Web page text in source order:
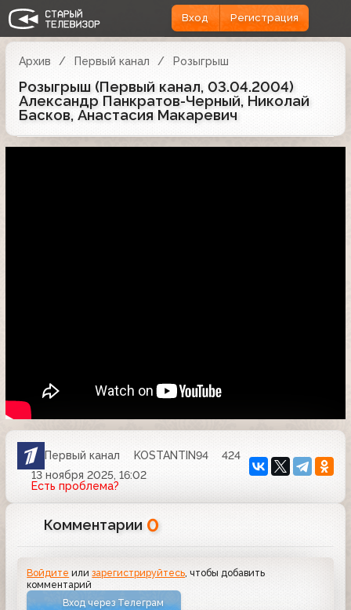
Вход Регистрация
Архив Первый канал Розыгрыш
Розыгрыш (Первый канал, 03.04.2004)
Александр Панкратов-Черный, Николай
Басков, Анастасия Макаревич
Первый канал KOSTANTIN94
424
13 ноября 2025, 16:02
Есть проблема?
Комментарии 0
Войдите илизарегистрируйтесь , чтобы добавить
комментарий
Вход через Телеграм